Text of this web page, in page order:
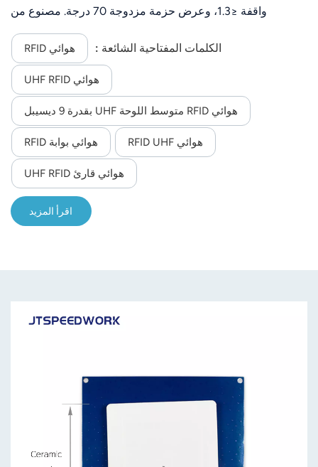
واقفة ≤1.3، وعرض حزمة مزدوجة 70 درجة. مصنوع من
للتكيف مع بيئات متنوعة وسهولة تركيبه.
الكلمات المفتاحية الشائعة : هوائي RFID
هوائي UHF RFID
هوائي RFID متوسط ​​اللوحة UHF بقدرة 9 ديسيبل
هوائي RFID UHF هوائي بوابة RFID
هوائي قارئ UHF RFID
اقرأ المزيد